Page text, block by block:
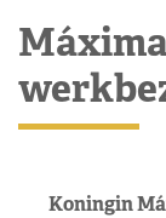
Koningin